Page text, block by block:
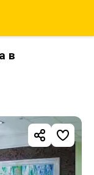
в